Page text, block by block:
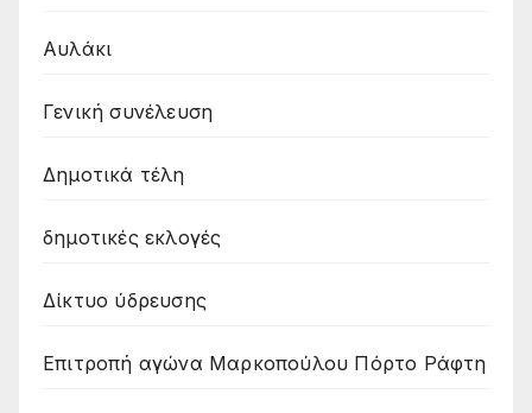
Αυλάκι
Γενική συνέλευση
Δημοτικά τέλη
δημοτικές εκλογές
Δίκτυο ύδρευσης
Επιτροπή αγώνα Μαρκοπούλου Πόρτο Ράφτη